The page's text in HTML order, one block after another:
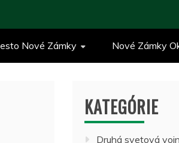
Nové Zámky Nové Zámky
KATEGÓRIE
Druhá svetová